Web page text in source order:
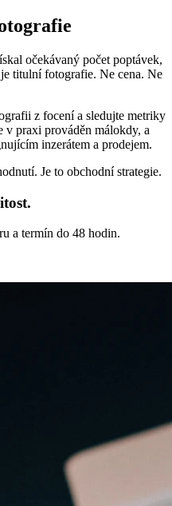
očekávaný počet poptávek,
titulní fotografie. Ne cena. Ne
z focení a sledujte metriky
v praxi prováděn málokdy, a
inzerátem a prodejem.
Je to obchodní strategie.
a termín do 48 hodin.